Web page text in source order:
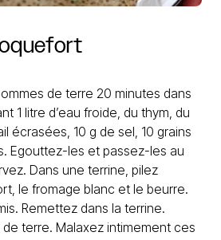
de terre 20 minutes dans
1 litre d’eau froide, du thym, du
écrasées, 10 g de sel, 10 grains
Egouttez-les et passez-les au
Dans une terrine, pilez
le fromage blanc et le beurre.
Remettez dans la terrine.
terre. Malaxez intimement ces